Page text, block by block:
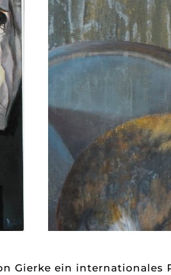
Gierke ein